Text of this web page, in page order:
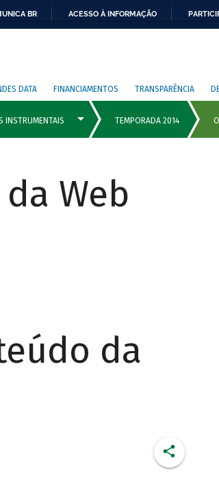
BR ACESSO À INFORMAÇÃO
DATA FINANCIAMENTOS TRANSPARÊNCIA
Web
da